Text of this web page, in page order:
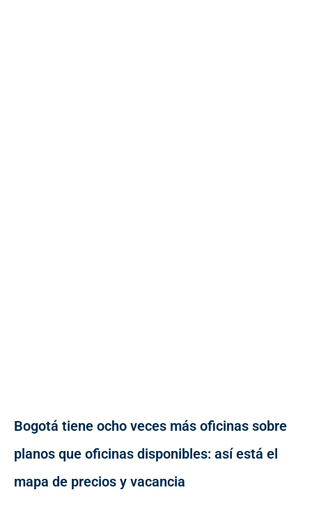
Bogotá tiene ocho veces más oficinas sobre
planos que oficinas disponibles: así está el
mapa de precios y vacancia